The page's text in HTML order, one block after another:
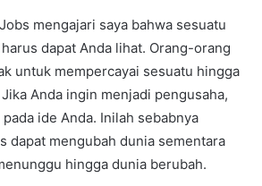
mengajari saya bahwa sesuatu
dapat Anda lihat. Orang-orang
untuk mempercayai sesuatu hingga
Anda ingin menjadi pengusaha,
ide Anda. Inilah sebabnya
dapat mengubah dunia sementara
hingga dunia berubah.